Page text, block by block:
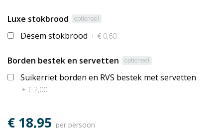
Luxe stokbrood optioneel
Desem stokbrood + € 0,60
Borden bestek en servetten optioneel
Suikerriet borden en RVS bestek met servetten
+ € 2,00
€ 18,95 per persoon